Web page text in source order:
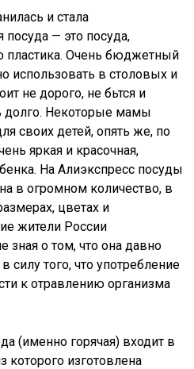
и стала
— это посуда,
пластика. Очень бюджетный
использовать в столовых и
не дорого, не бьтся и
долго. Некоторые мамы
своих детей, опять же, по
яркая и красочная,
На Алиэкспресс посуды
в огромном количество, в
цветах и
жители России
зная о том, что она давно
силу того, что употребление
к отравлению организма
(именно горячая) входит в
которого изготовлена